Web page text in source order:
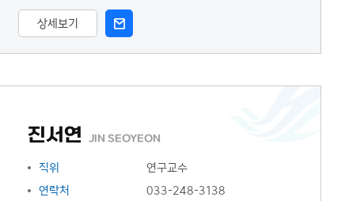
상세보기
진서연 JIN SEOYEON
직위
연구교수
연락처
033-248-3138